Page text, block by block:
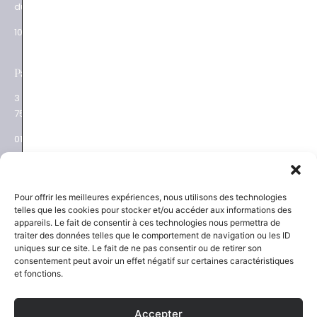
Pour offrir les meilleures expériences, nous utilisons des technologies
telles que les cookies pour stocker et/ou accéder aux informations des
appareils. Le fait de consentir à ces technologies nous permettra de
traiter des données telles que le comportement de navigation ou les ID
uniques sur ce site. Le fait de ne pas consentir ou de retirer son
consentement peut avoir un effet négatif sur certaines caractéristiques
et fonctions.
Accepter
du mardi au samedi
10.30 – 19.00
Paris XVII
3 place des Ternes
75017 Paris
01 53 81 69 08
NEWSLETTER
Découvrez les actualités
et les nouveautés
SAVOIR-FAIRE
La Maison
Joaillier négociant
Engagements
Guide des pierres
Guide joaillerie